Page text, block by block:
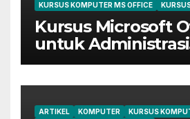
KURSUS KOMPUTER MS OFFICE
Kursus Microsoft
untuk Administrasi
Perkantoran di
ARTIKEL KOMPUTER
KURSUS